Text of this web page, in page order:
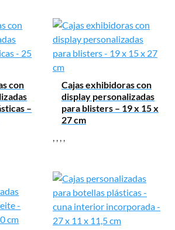
con
–
Cajas exhibidoras con
display personalizadas
para blisters – 19 x 15 x
27 cm
, , , ,